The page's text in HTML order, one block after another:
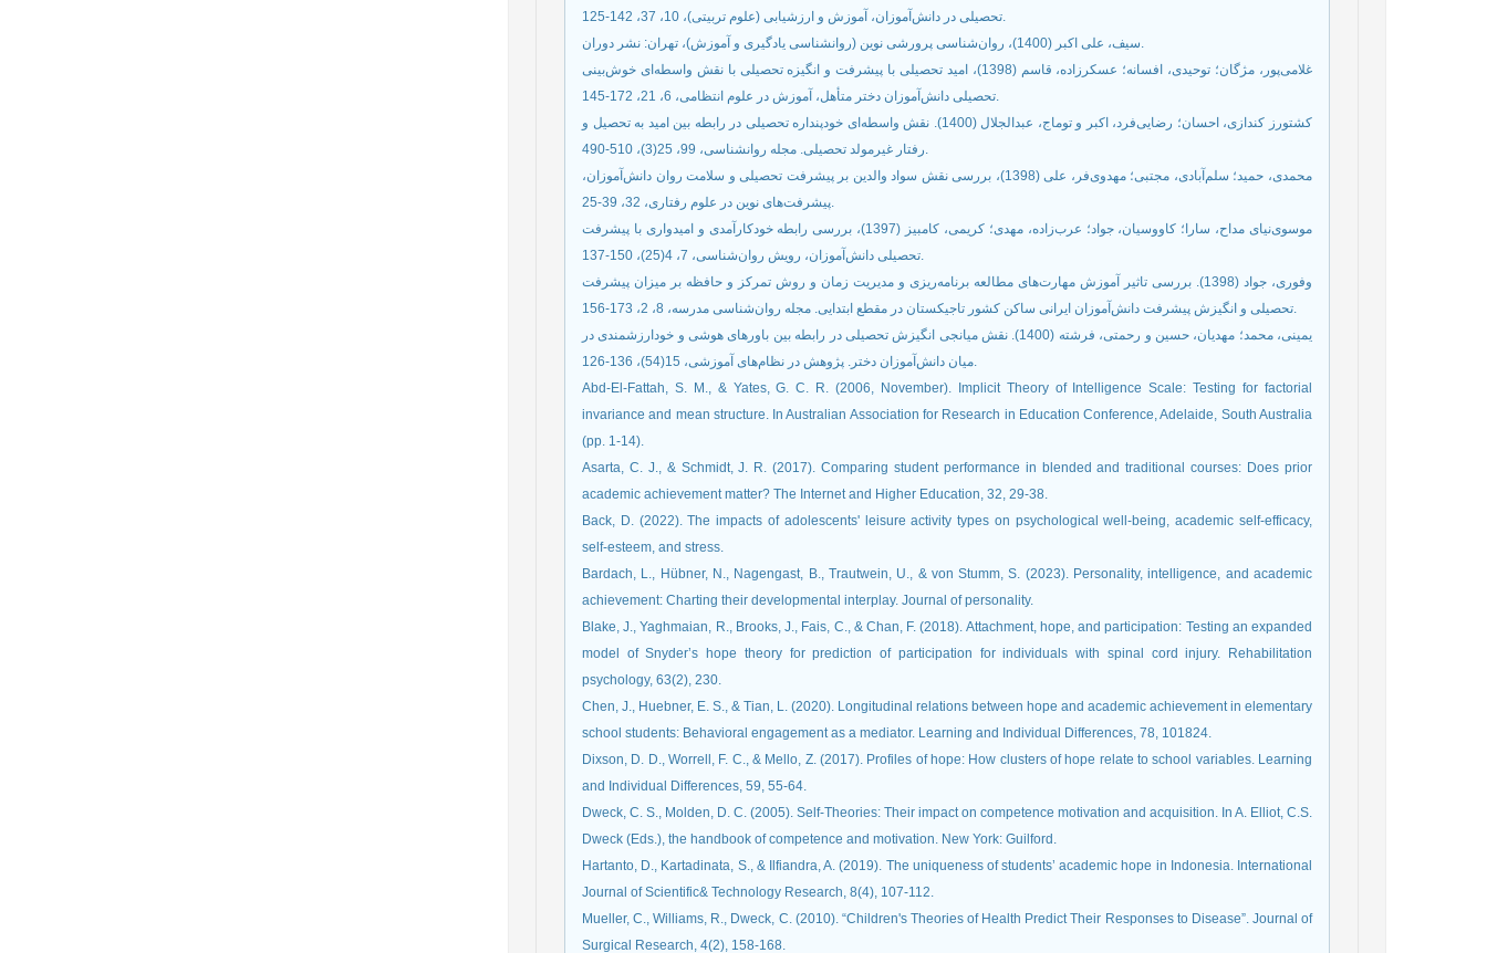
تحصیلی در دانش‌‌آموزان، آموزش و ارزشیابی (علوم تربیتی)، 10، 37، 142-125.
سیف، علی اکبر (1400)، روان‌‌شناسی پرورشی نوین (روانشناسی یادگیری و آموزش)، تهران: نشر دوران.
غلامی‌‌پور، مژگان؛ توحیدی، افسانه؛ عسکرزاده، قاسم (1398)، امید تحصیلی با پیشرفت و انگیزه تحصیلی با نقش واسطه‌‌ای خوش‌‌بینی
تحصیلی دانش‌‌آموزان دختر متأهل، آموزش در علوم انتظامی، 6، 21، 172-145.
کشتورز کندازی، احسان؛ رضایی‌‌فرد، اکبر و توماج، عبدالجلال (1400). نقش واسطه‌‌ای خودپنداره تحصیلی در رابطه بین امید به تحصیل و
رفتار غیرمولد تحصیلی. مجله روانشناسی، 99، 25(3)، 510-490.
محمدی، حمید؛ سلم‌‌آبادی، مجتبی؛ مهدوی‌‌فر، علی (1398)، بررسی نقش سواد والدین بر پیشرفت تحصیلی و سلامت روان دانش‌‌آموزان،
پیشرفت‌‌های نوین در علوم رفتاری، 32، 39-25.
موسوی‌‌نیای مداح، سارا؛ کاووسیان، جواد؛ عرب‌‌زاده، مهدی؛ کریمی، کامبیز (1397)، بررسی رابطه‌‌ خودکارآمدی و امیدواری با پیشرفت
تحصیلی دانش‌‌آموزان، رویش روان‌‌شناسی، 7، 4(25)، 150-137.
وفوری، جواد (1398). بررسی تاثیر آموزش مهارت‌‌های مطالعه برنامه‌‌ریزی و مدیریت زمان و روش تمرکز و حافظه بر میزان پیشرفت
تحصیلی و انگیزش پیشرفت دانش‌‌آموزان ایرانی ساکن کشور تاجیکستان در مقطع ابتدایی. مجله روان‌‌شناسی مدرسه، 8، 2، 173-156.
یمینی، محمد؛ مهدیان، حسین و رحمتی، فرشته (1400). نقش میانجی انگیزش تحصیلی در رابطه بین باورهای هوشی و خودارزشمندی در
میان دانش‌‌آموزان دختر. پژوهش در نظام‌‌های آموزشی، 15(54)، 136-126.
Abd-El-Fattah, S. M., & Yates, G. C. R. (2006, November). Implicit Theory of Intelligence Scale: Testing for factorial
invariance and mean structure. In Australian Association for Research in Education Conference, Adelaide, South Australia
Asarta, C. J., & Schmidt, J. R. (2017). Comparing student performance in blended and traditional courses: Does prior
Back, D. (2022). The impacts of adolescents' leisure activity types on psychological well-being, academic self-efficacy,
Bardach, L., Hübner, N., Nagengast, B., Trautwein, U., & von Stumm, S. (2023). Personality, intelligence, and academic
Blake, J., Yaghmaian, R., Brooks, J., Fais, C., & Chan, F. (2018). Attachment, hope, and participation: Testing an expanded
model of Snyder’s hope theory for prediction of participation for individuals with spinal cord injury. Rehabilitation
Chen, J., Huebner, E. S., & Tian, L. (2020). Longitudinal relations between hope and academic achievement in elementary
Dixson, D. D., Worrell, F. C., & Mello, Z. (2017). Profiles of hope: How clusters of hope relate to school variables. Learning
Dweck, C. S., Molden, D. C. (2005). Self-Theories: Their impact on competence motivation and acquisition. In A. Elliot, C.S.
Dweck (Eds.), the handbook of competence and motivation. New York: Guilford.
Hartanto, D., Kartadinata, S., & Ilfiandra, A. (2019). The uniqueness of students’ academic hope in Indonesia. International
Mueller, C., Williams, R., Dweck, C. (2010). “Children's Theories of Health Predict Their Responses to Disease”. Journal of
Surgical Research, 4(2), 158-168.